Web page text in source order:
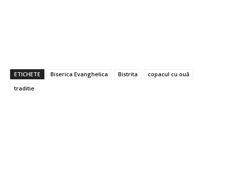
ETICHETE Biserica Evanghelica Bistrita
copacul cu ouă
traditie